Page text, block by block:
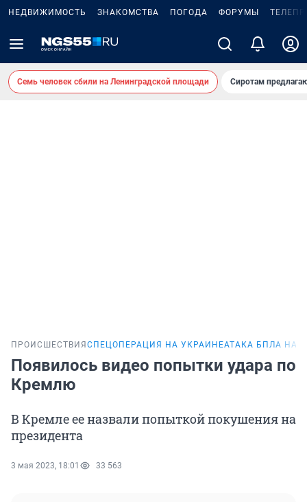
НЕДВИЖИМОСТЬ ЗНАКОМСТВА ПОГОДА ФОРУМЫ
Семь человек сбили на Ленинградской площади Сиротам
ПРОИСШЕСТВИЯ СПЕЦОПЕРАЦИЯ НА УКРАИНЕАТАКА БПЛА НА
Появилось видео попытки удара по
Кремлю
В Кремле ее назвали попыткой покушения на
президента
3 мая 2023, 18:01 33 563